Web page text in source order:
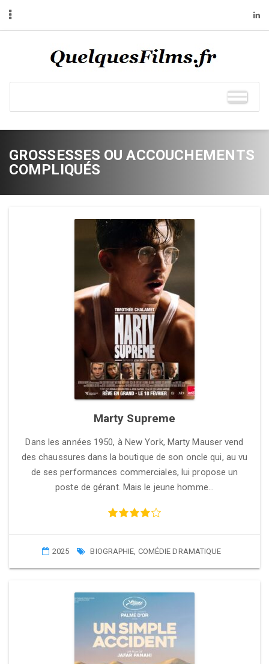
GROSSESSES OU ACCOUCHEMENTS
COMPLIQUÉS
Marty Supreme
Dans les années 1950, à New York, Marty Mauser vend
des chaussures dans la boutique de son oncle qui, au vu
de ses performances commerciales, lui propose un
poste de gérant. Mais le jeune homme…
2025 BIOGRAPHIE, COMÉDIE DRAMATIQUE